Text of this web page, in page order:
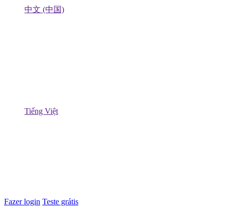
中文 (中国)
Tiếng Việt
Fazer login Teste grátis